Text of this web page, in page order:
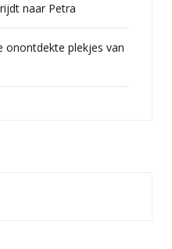
naar Petra
onontdekte plekjes van